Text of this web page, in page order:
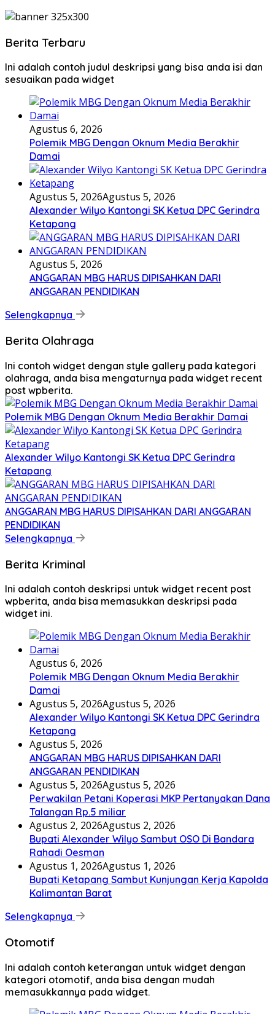
Berita Terbaru
Ini adalah contoh judul deskripsi yang bisa anda isi dan
sesuaikan pada widget
Agustus 6, 2026
Polemik MBG Dengan Oknum Media Berakhir
Damai
Agustus 5, 2026Agustus 5, 2026
Alexander Wilyo Kantongi SK Ketua DPC Gerindra
Ketapang
Agustus 5, 2026
ANGGARAN MBG HARUS DIPISAHKAN DARI
ANGGARAN PENDIDIKAN
Selengkapnya
Berita Olahraga
Ini contoh widget dengan style gallery pada kategori
olahraga, anda bisa mengaturnya pada widget recent
post wpberita.
Polemik MBG Dengan Oknum Media Berakhir Damai
Alexander Wilyo Kantongi SK Ketua DPC Gerindra
Ketapang
ANGGARAN MBG HARUS DIPISAHKAN DARI ANGGARAN
PENDIDIKAN
Selengkapnya
Berita Kriminal
Ini adalah contoh deskripsi untuk widget recent post
wpberita, anda bisa memasukkan deskripsi pada
widget ini.
Agustus 6, 2026
Polemik MBG Dengan Oknum Media Berakhir
Damai
Agustus 5, 2026Agustus 5, 2026
Alexander Wilyo Kantongi SK Ketua DPC Gerindra
Ketapang
Agustus 5, 2026
ANGGARAN MBG HARUS DIPISAHKAN DARI
ANGGARAN PENDIDIKAN
Agustus 5, 2026Agustus 5, 2026
Perwakilan Petani Koperasi MKP Pertanyakan Dana
Talangan Rp.5 miliar
Agustus 2, 2026Agustus 2, 2026
Bupati Alexander Wilyo Sambut OSO Di Bandara
Rahadi Oesman
Agustus 1, 2026Agustus 1, 2026
Bupati Ketapang Sambut Kunjungan Kerja Kapolda
Kalimantan Barat
Selengkapnya
Otomotif
Ini adalah contoh keterangan untuk widget dengan
kategori otomotif, anda bisa dengan mudah
memasukkannya pada widget.